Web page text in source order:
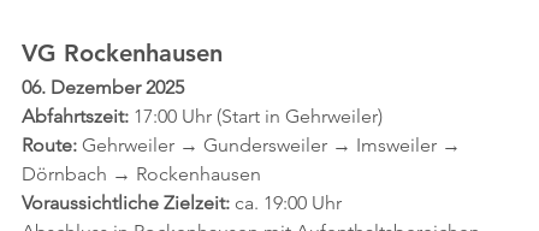
VG Rockenhausen
06. Dezember 2025
Abfahrtszeit: 17:00 Uhr (Start in Gehrweiler)
Route: Gehrweiler → Gundersweiler → Imsweiler →
Dörnbach → Rockenhausen
Voraussichtliche Zielzeit: ca. 19:00 Uhr